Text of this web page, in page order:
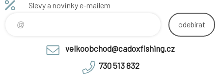
Slevy a novinky e-mailem
odebírat
velkoobchod@cadoxfishing.cz
730 513 832